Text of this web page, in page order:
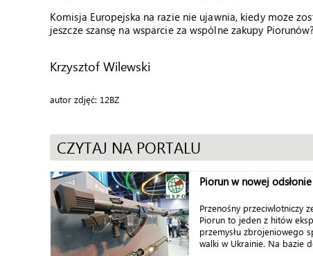
Komisja Europejska na razie nie ujawnia, kiedy może
jeszcze szansę na wsparcie za wspólne zakupy Piorunów?
Krzysztof Wilewski
autor zdjęć: 12BZ
CZYTAJ NA PORTALU
Piorun w nowej odsłonie
Przenośny przeciwlotniczy
Piorun to jeden z hitów
przemysłu zbrojeniowego
walki w Ukrainie. Na bazie